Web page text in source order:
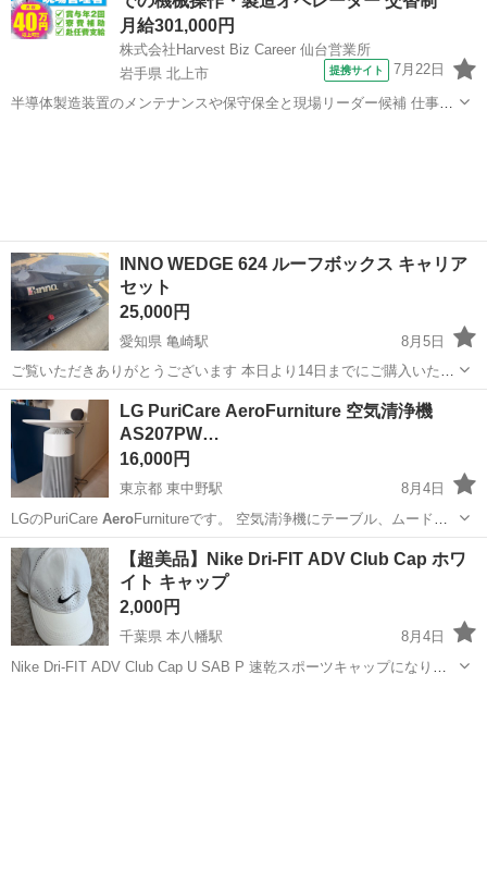
月給301,000円
株式会社Harvest Biz Career 仙台営業所
岩手県 北上市
提携サイト 7月22日
半導体製造装置のメンテナンスや保守保全と現場リーダー候補 仕事内
INNO WEDGE 624 ルーフボックス キャリア
セット
25,000円
愛知県 亀崎駅
8月5日
ご覧いただきありがとうございます 本日より14日までにご購入いただ
けますと半田市、常滑市、碧南市、高浜市、武豊町、東浦町、阿久比
町 無料配送いたします！ INNOのルーフボックスとベースキャリア
のセットになります。 F...
愛知 半田市 亀崎駅 キャリア、ラック
LG PuriCare AeroFurniture 空気清浄機
AS207PW…
16,000円
東京都 東中野駅
8月4日
LGのPuriCare AeroFurnitureです。 空気清浄機にテーブル、ムードラ
イト、ワイヤレス充電機能を組み合わせたモデルです。リビングや寝
室でサイドテーブルとしても使用できます。 【型番】 AS207PWU1
【...
東京 中野区 東中野駅
【超美品】Nike Dri-FIT ADV Club Cap ホワ
イト キャップ
2,000円
千葉県 本八幡駅
8月4日
Nike Dri-FIT ADV Club Cap U SAB P 速乾スポーツキャップになりま